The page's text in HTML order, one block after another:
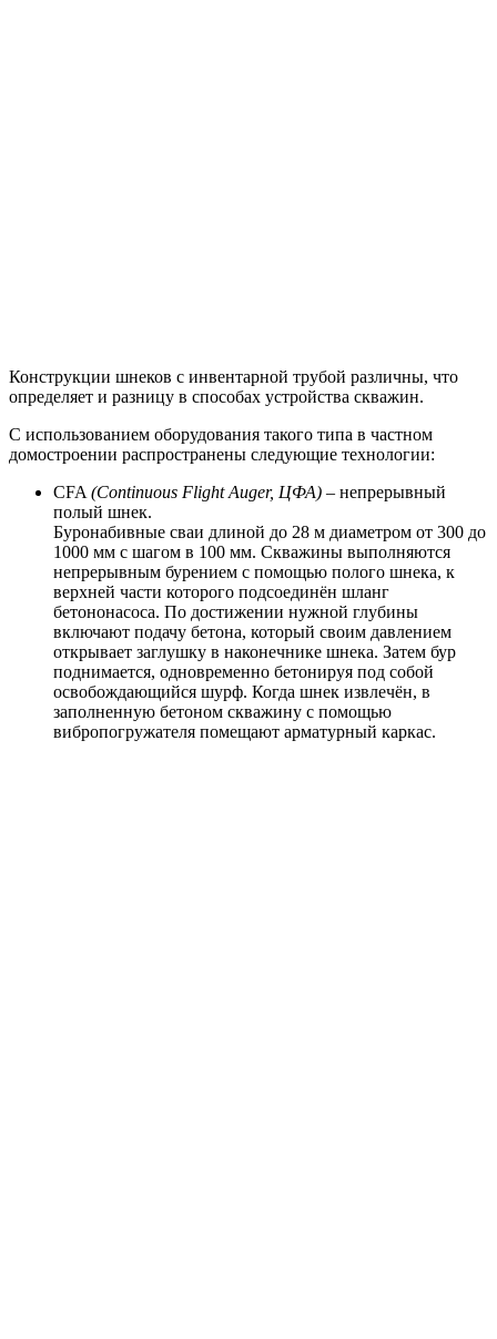
Конструкции шнеков с инвентарной трубой различны, что
определяет и разницу в способах устройства скважин.
C использованием оборудования такого типа в частном
домостроении распространены следующие технологии:
CFA(Continuous Flight Auger, ЦФА) – непрерывный
полый шнек.
Буронабивные сваи длиной до 28 м диаметром от 300 до
1000 мм с шагом в 100 мм. Скважины выполняются
непрерывным бурением с помощью полого шнека, к
верхней части которого подсоединён шланг
бетононасоса. По достижении нужной глубины
включают подачу бетона, который своим давлением
открывает заглушку в наконечнике шнека. Затем бур
поднимается, одновременно бетонируя под собой
освобождающийся шурф. Когда шнек извлечён, в
заполненную бетоном скважину с помощью
вибропогружателя помещают арматурный каркас.